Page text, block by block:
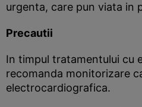
urgenta, care pun viata in
Precautii
In timpul tratamentului cu
recomanda monitorizare
electrocardiografica.